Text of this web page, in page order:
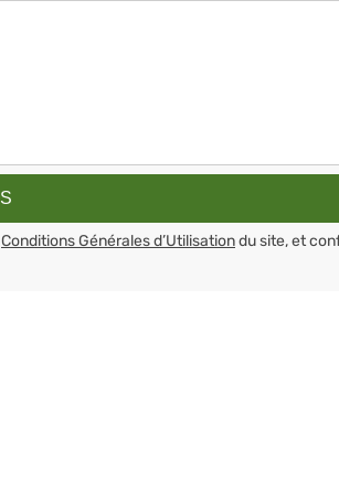
Conditions Générales d’Utilisationdu site, et